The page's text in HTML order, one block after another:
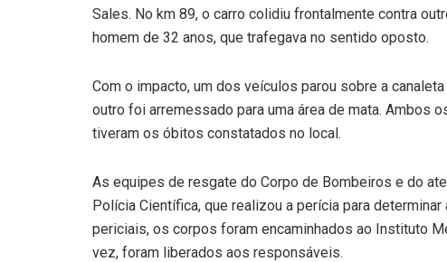
Sales. No km 89, o carro colidiu frontalmente contra
homem de 32 anos, que trafegava no sentido oposto.
Com o impacto, um dos veículos parou sobre a
outro foi arremessado para uma área de mata. Ambos
tiveram os óbitos constatados no local.
As equipes de resgate do Corpo de Bombeiros e do
Polícia Científica, que realizou a perícia para
periciais, os corpos foram encaminhados ao Instituto
vez, foram liberados aos responsáveis.